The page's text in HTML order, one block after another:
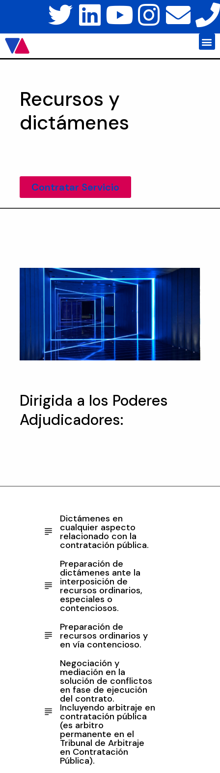
Recursos y
dictámenes
Contratar Servicio
Dirigida a los Poderes
Adjudicadores:
Dictámenes en
cualquier aspecto
relacionado con la
contratación pública.
Preparación de
dictámenes ante la
interposición de
recursos ordinarios,
especiales o
contenciosos.
Preparación de
recursos ordinarios y
en vía contencioso.
Negociación y
mediación en la
solución de conflictos
en fase de ejecución
del contrato.
Incluyendo arbitraje en
contratación pública
(es arbitro
permanente en el
Tribunal de Arbitraje
en Contratación
Pública).